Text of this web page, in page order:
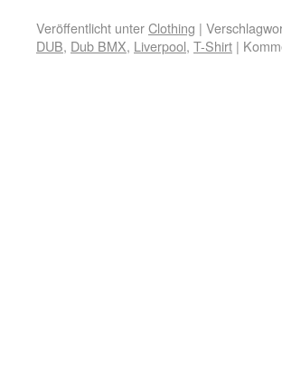
Veröffentlicht unterClothing |
DUB, Dub BMX, Liverpool, T-Shirt |